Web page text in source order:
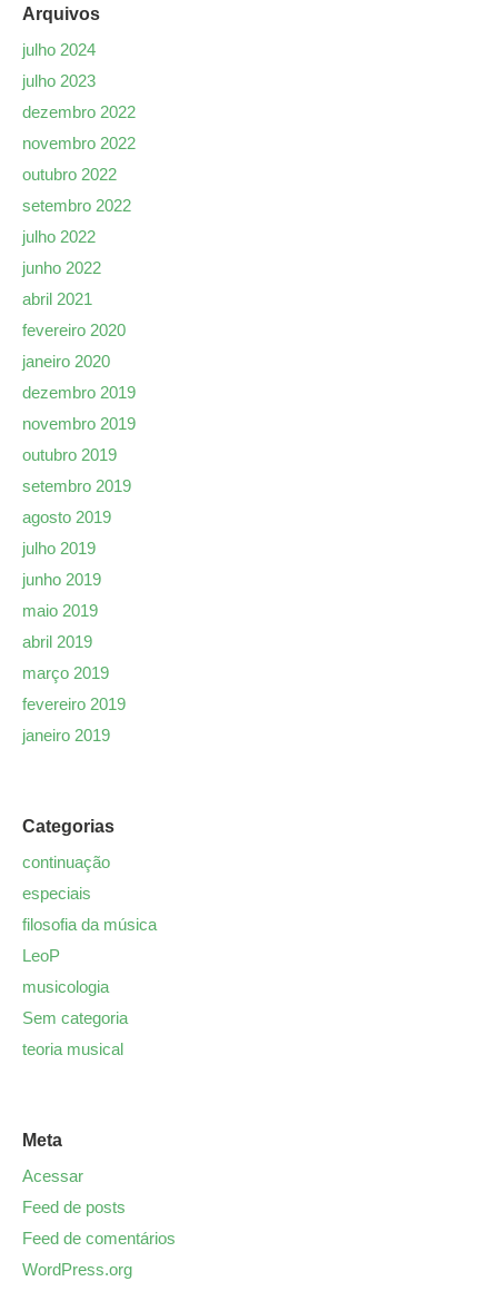
Arquivos
julho 2024
julho 2023
dezembro 2022
novembro 2022
outubro 2022
setembro 2022
julho 2022
junho 2022
abril 2021
fevereiro 2020
janeiro 2020
dezembro 2019
novembro 2019
outubro 2019
setembro 2019
agosto 2019
julho 2019
junho 2019
maio 2019
abril 2019
março 2019
fevereiro 2019
janeiro 2019
Categorias
continuação
especiais
filosofia da música
LeoP
musicologia
Sem categoria
teoria musical
Meta
Acessar
Feed de posts
Feed de comentários
WordPress.org